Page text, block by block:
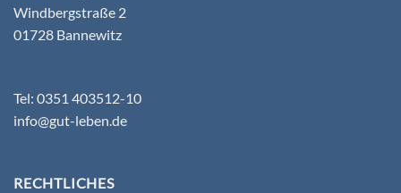
Windbergstraße 2
01728 Bannewitz
Tel: 0351 403512-10
info@gut-leben.de
RECHTLICHES